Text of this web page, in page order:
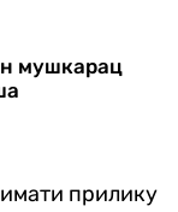
мушкарац
прилику